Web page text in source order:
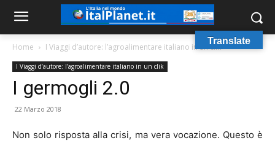
Home I Viaggi d’autore: l’agroalimentare italiano in un clik
I Viaggi d’autore: l’agroalimentare italiano in un clik
I germogli 2.0
22 Marzo 2018
Non solo risposta alla crisi, ma vera vocazione. Questo è
Translate